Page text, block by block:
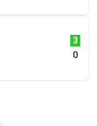
3
0